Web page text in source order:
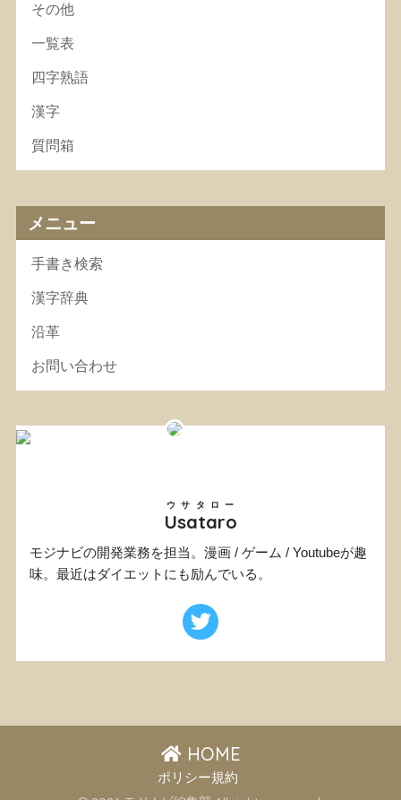
その他
一覧表
四字熟語
漢字
質問箱
メニュー
手書き検索
漢字辞典
沿革
お問い合わせ
Usataro
ウサタロー
モジナビの開発業務を担当。漫画 / ゲーム / Youtubeが趣
味。最近はダイエットにも励んでいる。
HOME
ポリシー規約